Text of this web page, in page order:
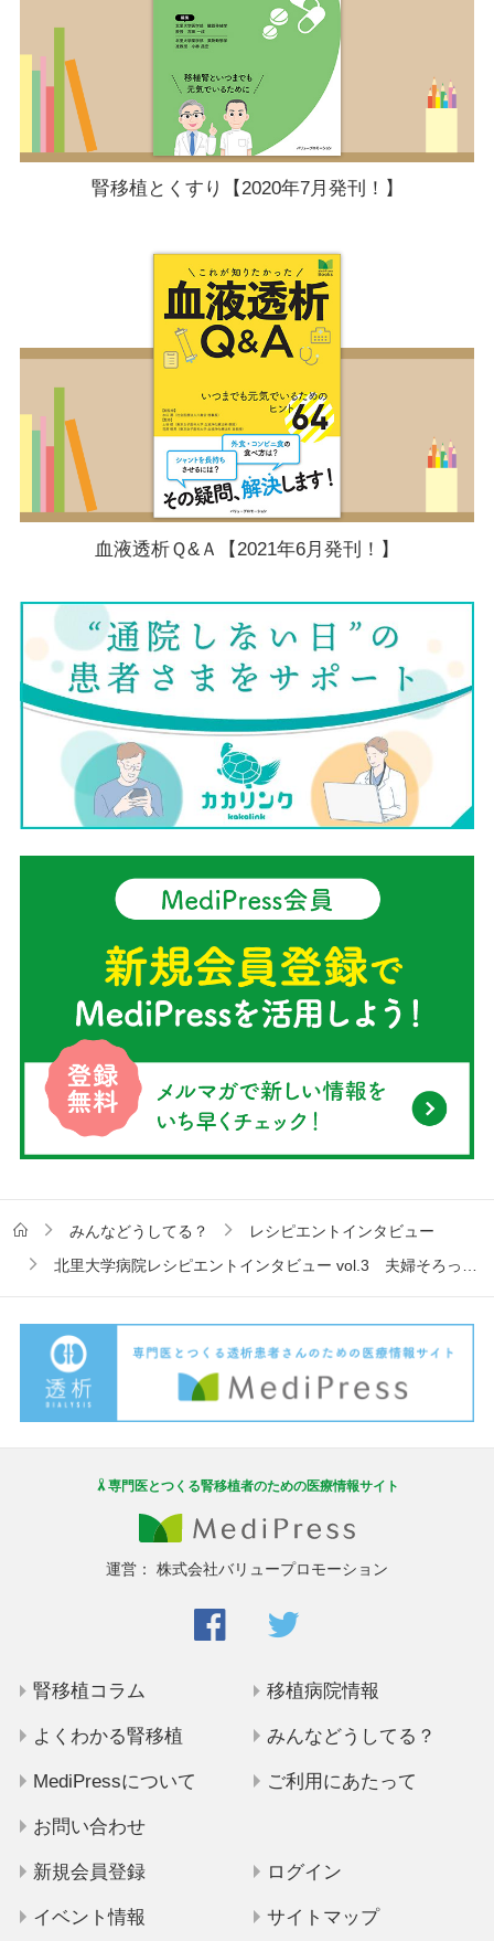
腎移植とくすり【2020年7月発刊！】
血液透析Ｑ&Ａ【2021年6月発刊！】
みんなどうしてる？
レシピエントインタビュー
北里大学病院レシピエントインタビュー vol.3 夫婦そろっていつも二人で
専門医とつくる腎移植者のための医療情報サイト
運営： 株式会社バリュープロモーション
腎移植コラム 移植病院情報
よくわかる腎移植 みんなどうしてる？
MediPressについて ご利用にあたって
お問い合わせ
新規会員登録 ログイン
イベント情報 サイトマップ